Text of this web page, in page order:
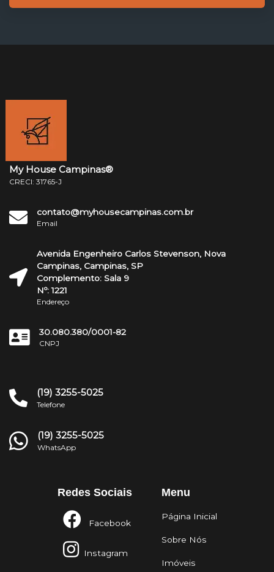
My House Campinas®
CRECI: 31765-J
contato@myhousecampinas.com.br
Email
Avenida Engenheiro Carlos Stevenson, Nova
Campinas, Campinas, SP
Complemento: Sala 9
Nº: 1221
Endereço
30.080.380/0001-82
CNPJ
(19) 3255-5025
Telefone
(19) 3255-5025
WhatsApp
Redes Sociais
Facebook
Instagram
Menu
Página Inicial
Sobre Nós
Imóveis